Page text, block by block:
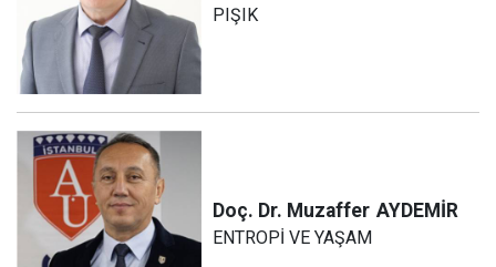
PIŞIK
Doç. Dr. Muzaffer AYDEMİR
ENTROPİ VE YAŞAM